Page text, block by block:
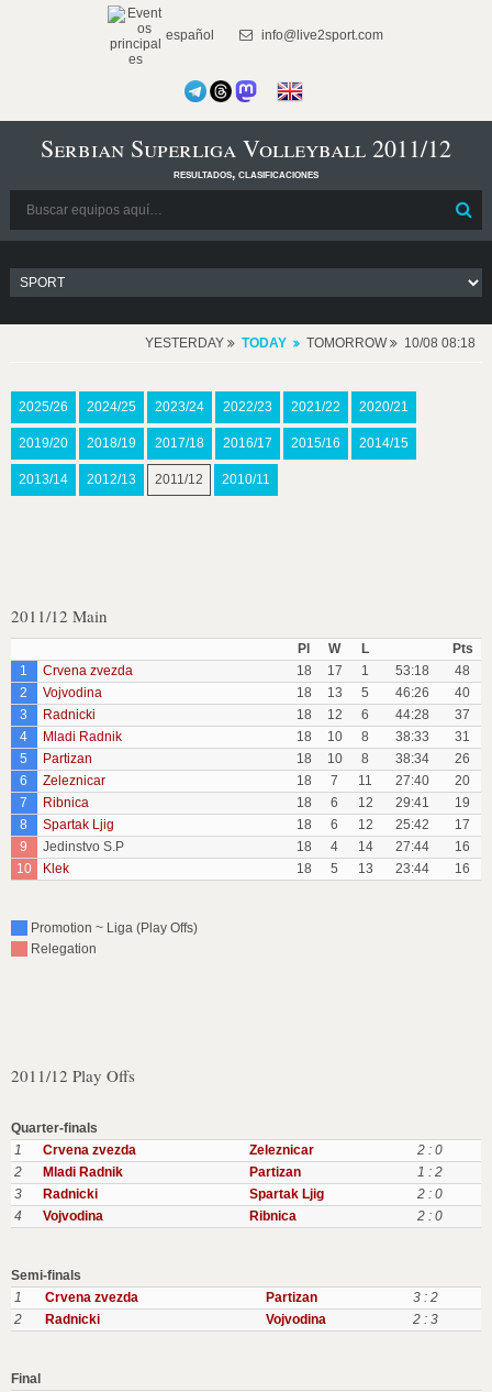
español info@live2sport.com
Serbian Superliga Volleyball 2011/12
resultados, clasificaciones
YESTERDAY TODAY TOMORROW 10/08 08:18
2025/26 2024/25 2023/24 2022/23 2021/22 2020/21
2019/20 2018/19 2017/18 2016/17 2015/16 2014/15
2013/14 2012/13 2011/12 2010/11
2011/12 Main
Pl W L
Pts
1
Crvena zvezda 18 17 1 53:18
48
2
Vojvodina 18 13 5 46:26
40
3
Radnicki 18 12 6 44:28
37
4
Mladi Radnik 18 10 8 38:33
31
5
Partizan 18 10 8 38:34
26
6
Zeleznicar 18 7 11 27:40
20
7
Ribnica 18 6 12 29:41
19
8
Spartak Ljig 18 6 12 25:42
17
9
Jedinstvo S.P 18 4 14 27:44
16
10
Klek 18 5 13 23:44 16
Promotion ~ Liga (Play Offs)
Relegation
2011/12 Play Offs
Quarter-finals
1
Crvena zvezda Zeleznicar
2 : 0
2
Mladi Radnik Partizan
1 : 2
3
Radnicki Spartak Ljig
2 : 0
4
Vojvodina Ribnica 2 : 0
Semi-finals
1
Crvena zvezda Partizan
3 : 2
2
Radnicki Vojvodina 2 : 3
Final